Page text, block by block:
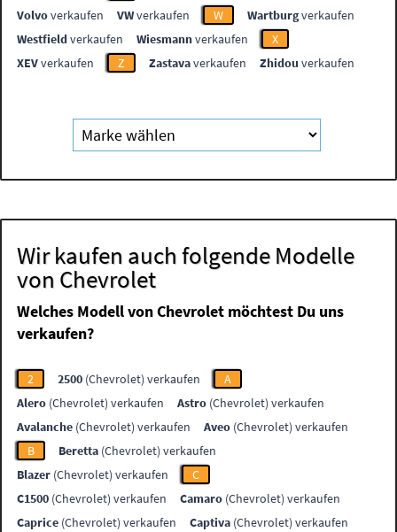
Volvoverkaufen VWverkaufen W Wartburgverkaufen
Westfieldverkaufen Wiesmannverkaufen
X
XEVverkaufen Z Zastavaverkaufen Zhidou verkaufen
Wir kaufen auch folgende Modelle
von Chevrolet
Welches Modell von Chevrolet möchtest Du uns
verkaufen?
2 2500 (Chevrolet) verkaufen
A
Alero (Chevrolet) verkaufen Astro (Chevrolet) verkaufen
Avalanche (Chevrolet) verkaufen Aveo (Chevrolet) verkaufen
B
Beretta (Chevrolet) verkaufen
Blazer (Chevrolet) verkaufen
C
C1500 (Chevrolet) verkaufen Camaro (Chevrolet) verkaufen
Caprice (Chevrolet) verkaufen Captiva (Chevrolet) verkaufen